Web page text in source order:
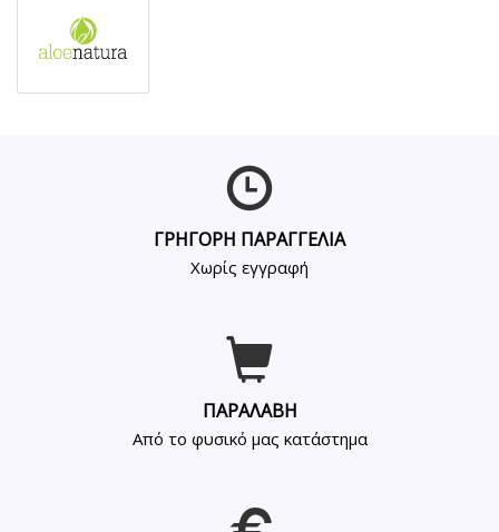
ΓΡΗΓΟΡΗ ΠΑΡΑΓΓΕΛΙΑ
Χωρίς εγγραφή
ΠΑΡΑΛΑΒΗ
Από το φυσικό μας κατάστημα